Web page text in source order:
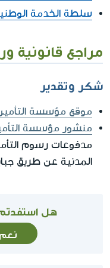
سلطة الخدمة
مراجع قانونية
شكر وتقدير
موقع مؤسسة
منشور مؤسسة التأمين
مدفوعات رسوم
المدنية عن طريق
هل
نعم